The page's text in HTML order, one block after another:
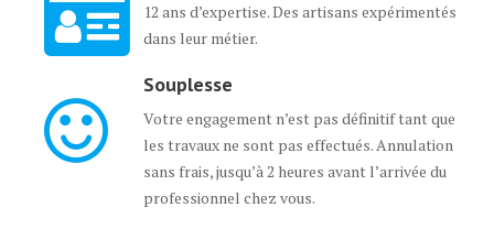
12 ans d’expertise. Des artisans expérimentés
dans leur métier.
Souplesse
Votre engagement n’est pas définitif tant que
les travaux ne sont pas effectués. Annulation
sans frais, jusqu’à 2 heures avant l’arrivée du
professionnel chez vous.